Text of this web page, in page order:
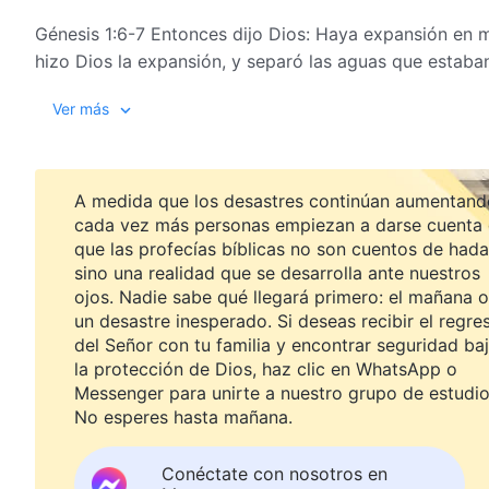
Génesis 1:6-7 Entonces dijo Dios: Haya expansión en
hizo Dios la expansión, y separó las aguas que
que era bueno. Y dijo Dios: Produzca la tierra
fruto sobre la tierra según su género, con su semilla
Génesis 1:14-15 Entonces dijo Dios: Haya lumbreras
noche, y sean para señales y para estaciones y para
de los cielos para alumbrar sobre la tierra. Y fue así.
Génesis 1:20-21 Entonces dijo Dios: Llénense las
sobre la tierra en la abierta expansión de los cielos.
viviente que se mueve, de los cuales están llenas las
Ver más
A medida que los desastres continúan
cada vez más personas empiezan a darse cuenta
que las profecías bíblicas no son cuentos de
sino una realidad que se desarrolla ante nuestros
ojos. Nadie sabe qué llegará primero: el mañana o
un desastre inesperado. Si deseas recibir el
del Señor con tu familia y encontrar seguridad
la protección de Dios, haz clic en WhatsApp o
Messenger para unirte a nuestro grupo de
No esperes hasta mañana.
Conéctate con nosotros en